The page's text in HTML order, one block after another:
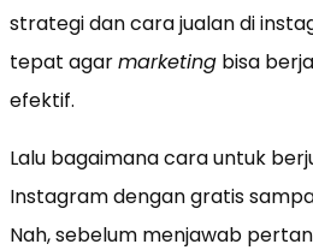
strategi dan cara jualan di
tepat agarmarketing bisa
efektif.
Lalu bagaimana cara untuk
Instagram dengan gratis
Nah, sebelum menjawab